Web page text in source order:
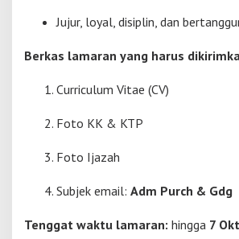
Jujur, loyal, disiplin, dan
Berkas lamaran yang harus
Curriculum Vitae (CV)
Foto KK & KTP
Foto Ijazah
Subjek email: Adm Purch & Gdg
Tenggat waktu lamaran: hingga 7